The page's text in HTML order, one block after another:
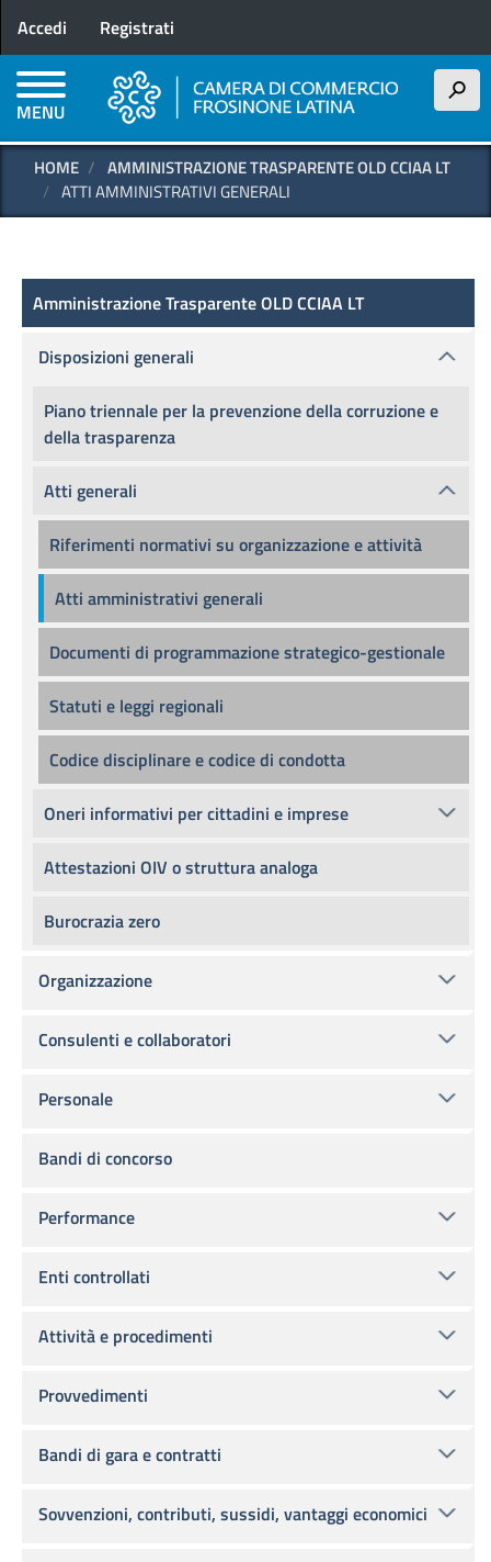
principale
Menu profilo utente
Accedi Registrati
MENU
h
HOME
AMMINISTRAZIONE TRASPARENTE OLD CCIAA LT
ATTI AMMINISTRATIVI GENERALI
Amministrazione Trasparente OLD
Amministrazione Trasparente OLD CCIAA LT
Disposizioni generali
Piano triennale per la prevenzione della corruzione e
della trasparenza
Atti generali
Riferimenti normativi su organizzazione e attività
Atti amministrativi generali
Documenti di programmazione strategico-gestionale
Statuti e leggi regionali
Codice disciplinare e codice di condotta
Oneri informativi per cittadini e imprese
Attestazioni OIV o struttura analoga
Burocrazia zero
Organizzazione
Consulenti e collaboratori
Personale
Bandi di concorso
Performance
Enti controllati
Attività e procedimenti
Provvedimenti
Bandi di gara e contratti
Sovvenzioni, contributi, sussidi, vantaggi economici